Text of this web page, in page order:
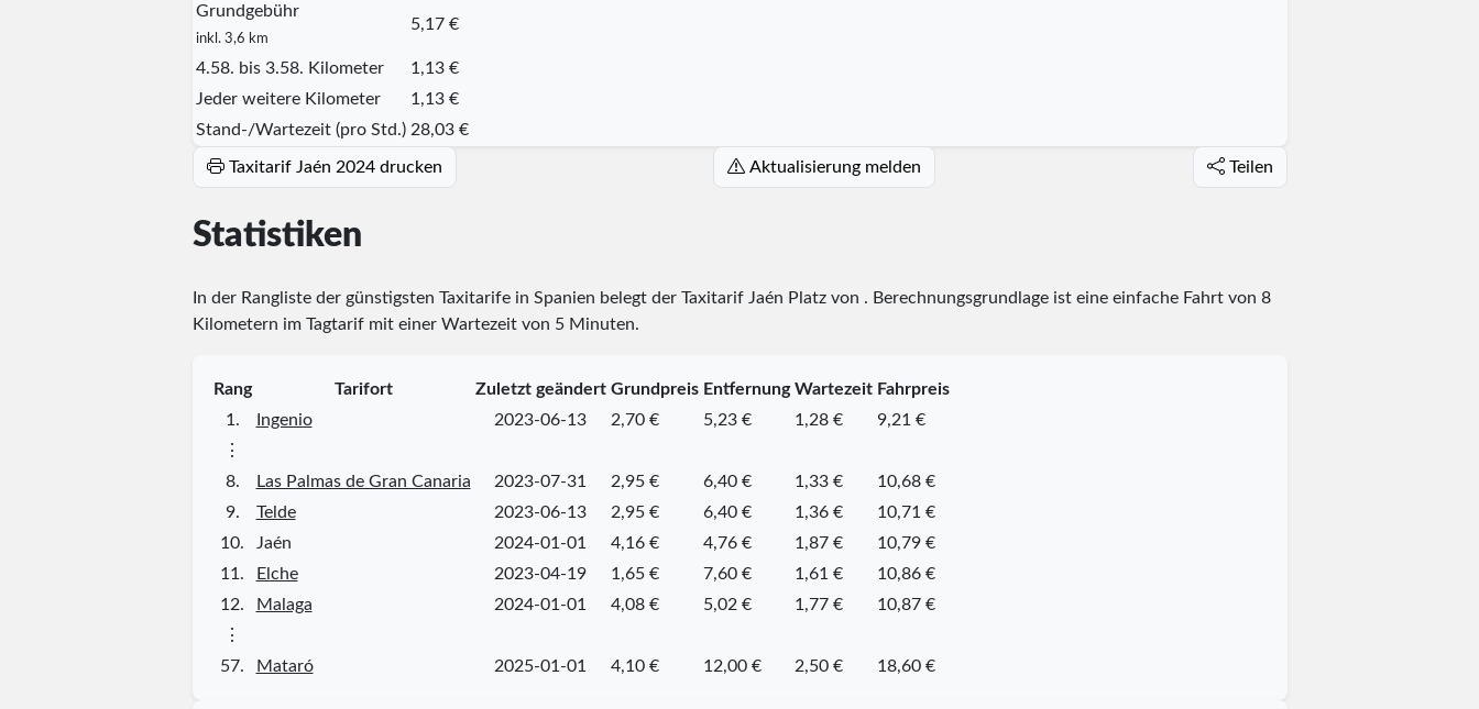
Grundgebühr
inkl. 3,6 km
5,17 €
4.58. bis 3.58. Kilometer
1,13 €
Jeder weitere Kilometer
1,13 €
Stand-/Wartezeit (pro Std.) 28,03 €
Taxitarif Jaén 2024 drucken Aktualisierung melden Teilen
Statistiken
In der Rangliste der günstigsten Taxitarife in Spanien belegt der Taxitarif Jaén Platz von . Berechnungsgrundlage ist eine einfache Fahrt von 8
Kilometern im Tagtarif mit einer Wartezeit von 5 Minuten.
Rang Tarifort Zuletzt geändert Grundpreis Entfernung Wartezeit Fahrpreis
1.
Ingenio 2023-06-13 2,70 € 5,23 € 1,28 €
9,21 €
⋮
8.
Las Palmas de Gran Canaria 2023-07-31 2,95 € 6,40 € 1,33 €
10,68 €
9.
Telde 2023-06-13 2,95 € 6,40 € 1,36 €
10,71 €
10.
Jaén 2024-01-01 4,16 € 4,76 € 1,87 €
10,79 €
11.
Elche 2023-04-19 1,65 € 7,60 € 1,61 €
10,86 €
12.
Malaga 2024-01-01 4,08 € 5,02 € 1,77 €
10,87 €
⋮
57.
Mataró 2025-01-01 4,10 € 12,00 € 2,50 € 18,60 €